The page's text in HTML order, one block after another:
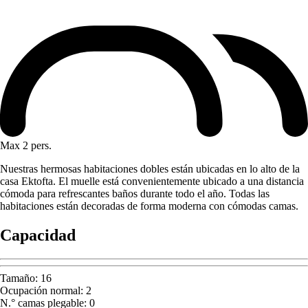
Max 2 pers.
Nuestras hermosas habitaciones dobles están ubicadas en lo alto de la
casa Ektofta. El muelle está convenientemente ubicado a una distancia
cómoda para refrescantes baños durante todo el año. Todas las
habitaciones están decoradas de forma moderna con cómodas camas.
Capacidad
Tamaño: 16
Ocupación normal: 2
N.° camas plegable: 0